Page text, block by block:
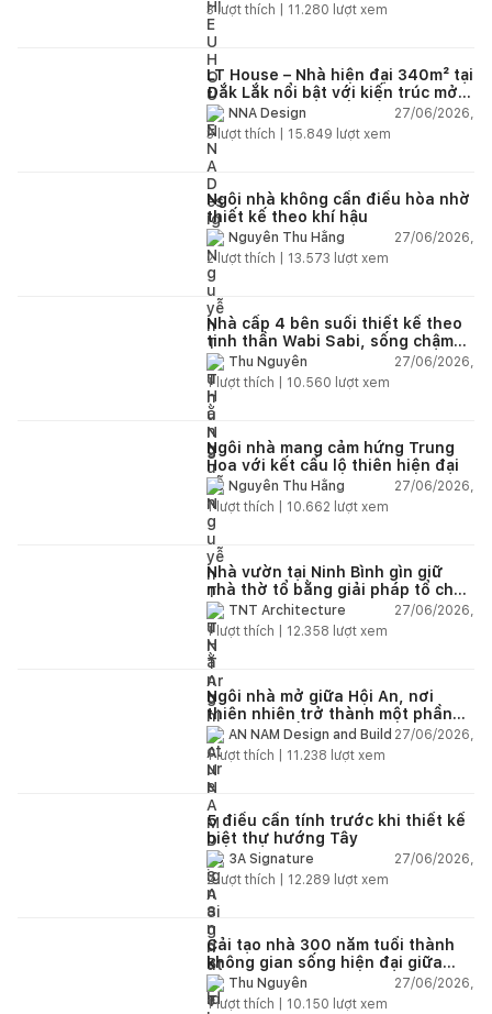
3lượt thích | 11.280 lượt xem
LT House – Nhà hiện đại 340m² tại
Đắk Lắk nổi bật với kiến trúc mở
và hệ sân vườn kết nối thiên
nhiên
NNA Design
27/06/2026,
3lượt thích | 15.849 lượt xem
Ngôi nhà không cần điều hòa nhờ
thiết kế theo khí hậu
Nguyễn Thu Hằng
27/06/2026,
2lượt thích | 13.573 lượt xem
Nhà cấp 4 bên suối thiết kế theo
tinh thần Wabi Sabi, sống chậm
giữa thiên nhiên
Thu Nguyễn
27/06/2026,
1lượt thích | 10.560 lượt xem
Ngôi nhà mang cảm hứng Trung
Hoa với kết cấu lộ thiên hiện đại
Nguyễn Thu Hằng
27/06/2026,
1lượt thích | 10.662 lượt xem
Nhà vườn tại Ninh Bình gìn giữ
nhà thờ tổ bằng giải pháp tổ chức
lại không gian
TNT Architecture
27/06/2026,
1lượt thích | 12.358 lượt xem
Ngôi nhà mở giữa Hội An, nơi
thiên nhiên trở thành một phần
của cuộc sống
AN NAM Design and Build 27/06/2026,
1lượt thích | 11.238 lượt xem
5 điều cần tính trước khi thiết kế
biệt thự hướng Tây
3A Signature
27/06/2026,
2lượt thích | 12.289 lượt xem
Cải tạo nhà 300 năm tuổi thành
không gian sống hiện đại giữa
thiên nhiên
Thu Nguyễn
27/06/2026,
1lượt thích | 10.150 lượt xem